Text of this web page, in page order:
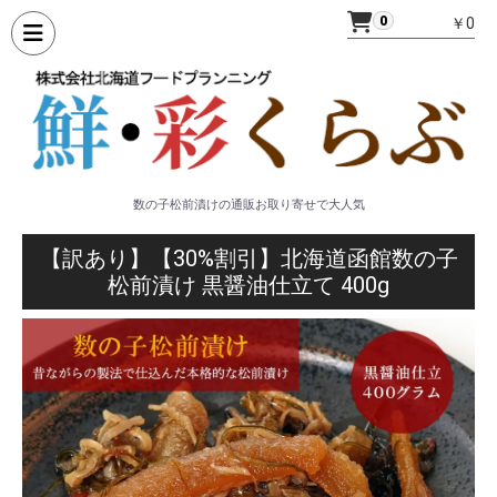
0 ￥0
数の子松前漬けの通販お取り寄せで大人気
【訳あり】【30%割引】北海道函館数の子
松前漬け 黒醤油仕立て 400g